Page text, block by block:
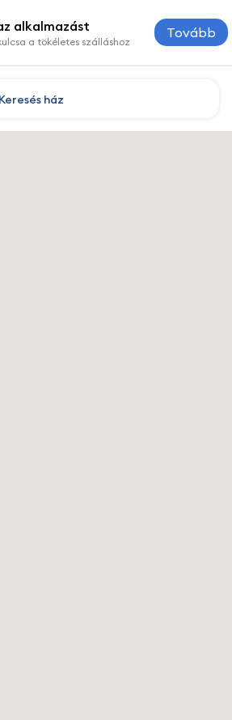
alkalmazást
a tökéletes szálláshoz
Tovább
Keresés ház
szállodák és